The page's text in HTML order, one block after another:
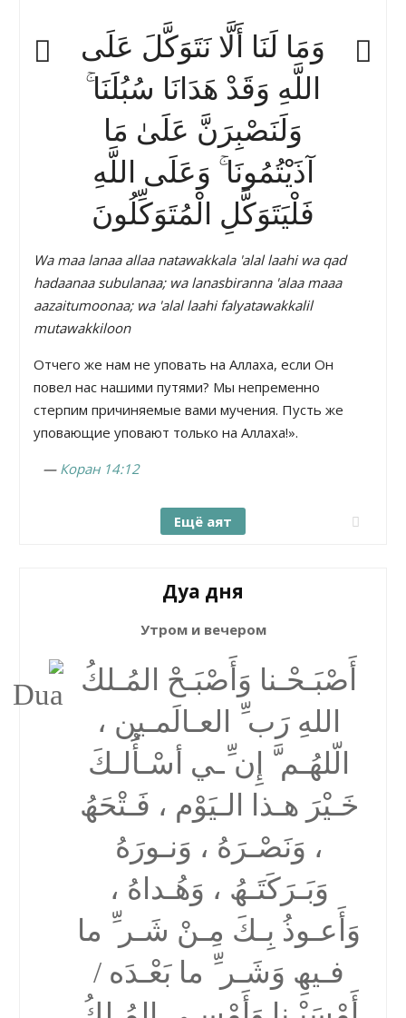
وَمَا لَنَا أَلَّا نَتَوَكَّلَ عَلَى
اللَّهِ وَقَدْ هَدَانَا سُبُلَنَا ۚ
وَلَنَصْبِرَنَّ عَلَىٰ مَا
آذَيْتُمُونَا ۚ وَعَلَى اللَّهِ
فَلْيَتَوَكَّلِ الْمُتَوَكِّلُونَ
Wa maa lanaa allaa natawakkala 'alal laahi wa qad
hadaanaa subulanaa; wa lanasbiranna 'alaa maaa
aazaitumoonaa; wa 'alal laahi falyatawakkalil
mutawakkiloon
Отчего же нам не уповать на Аллаха, если Он
повел нас нашими путями? Мы непременно
стерпим причиняемые вами мучения. Пусть же
уповающие уповают только на Аллаха!».
— Коран 14:12
Ещё аят
Дуа дня
Утром и вечером
أَصْبَـحْـنا وَأَصْبَـحْ المُـلكُ
اللهِ رَب ِّ العـالَمـین ،
الّلھُـم َّ إِن ِّـي أسْـأَُلـكَ
خَـیْرَ ھـذا الـیَوْم ، فَـتْحَھُ
، وَنَصْـرَهُ ، وَنـورَهُ
وَبَـرَكَتَـھُ ، وَھُـداهُ ،
وَأَعـوذُ بِـكَ مِـنْ شَـر ِّ ما
فـیھِ وَشَـر ِّ ما بَعْـدَه /